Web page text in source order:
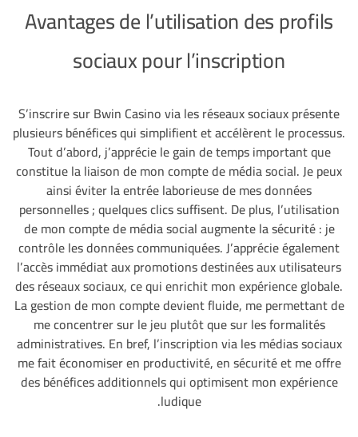
Avantages de l’utilisation des profils
sociaux pour l’inscription
S’inscrire sur Bwin Casino via les réseaux sociaux présente
plusieurs bénéfices qui simplifient et accélèrent le processus.
Tout d’abord, j’apprécie le gain de temps important que
constitue la liaison de mon compte de média social. Je peux
ainsi éviter la entrée laborieuse de mes données
personnelles ; quelques clics suffisent. De plus, l’utilisation
de mon compte de média social augmente la sécurité : je
contrôle les données communiquées. J’apprécie également
l’accès immédiat aux promotions destinées aux utilisateurs
des réseaux sociaux, ce qui enrichit mon expérience globale.
La gestion de mon compte devient fluide, me permettant de
me concentrer sur le jeu plutôt que sur les formalités
administratives. En bref, l’inscription via les médias sociaux
me fait économiser en productivité, en sécurité et me offre
des bénéfices additionnels qui optimisent mon expérience
ludique.